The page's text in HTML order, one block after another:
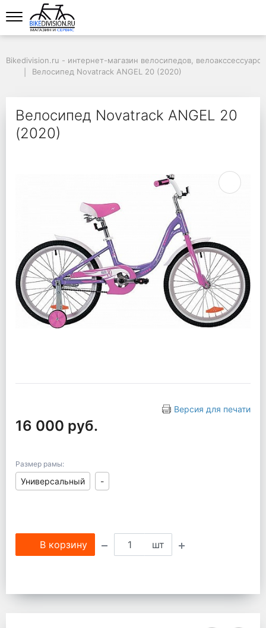
Bikedivision.ru - интернет-магазин велосипедов,
Велосипед Novatrack ANGEL 20 (2020)
Велосипед Novatrack ANGEL 20
(2020)
Версия для печати
16 000 руб.
Размер рамы:
Универсальный -
В корзину шт